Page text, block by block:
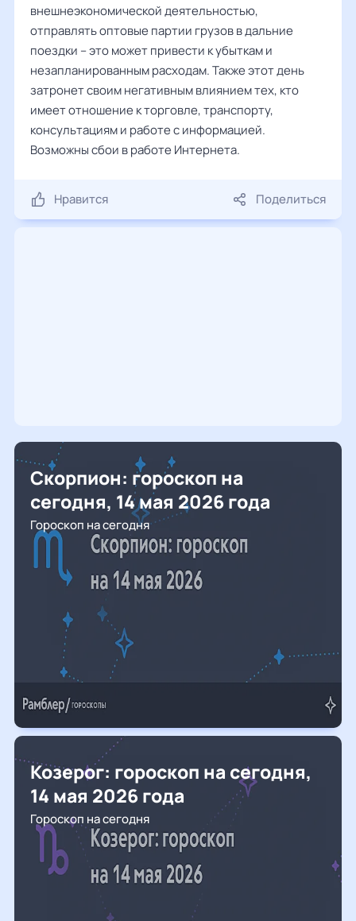
внешнеэкономической деятельностью,
отправлять оптовые партии грузов в дальние
поездки – это может привести к убыткам и
незапланированным расходам. Также этот день
затронет своим негативным влиянием тех, кто
имеет отношение к торговле, транспорту,
консультациям и работе с информацией.
Возможны сбои в работе Интернета.
Нравится Поделиться
Скорпион: гороскоп на
сегодня, 14 мая 2026 года
Гороскоп на сегодня
Козерог: гороскоп на сегодня,
14 мая 2026 года
Гороскоп на сегодня